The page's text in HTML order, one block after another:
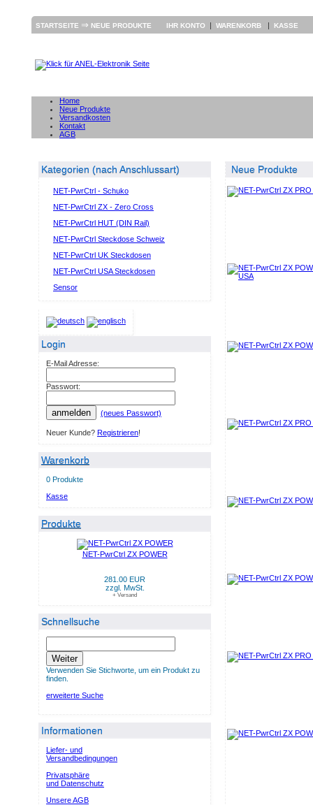
STARTSEITE ⇒ NEUE PRODUKTE IHR KONTO | WARENKORB | KASSE
Home
Neue Produkte
Versandkosten
Kontakt
AGB
Kategorien (nach Anschlussart)
NET-PwrCtrl - Schuko
NET-PwrCtrl ZX - Zero Cross
NET-PwrCtrl HUT (DIN Rail)
NET-PwrCtrl Steckdose Schweiz
NET-PwrCtrl UK Steckdosen
NET-PwrCtrl USA Steckdosen
Sensor
Login
E-Mail Adresse:
Passwort:
anmelden (neues Passwort)
Neuer Kunde? Registrieren!
Warenkorb
0 Produkte
Kasse
Produkte
NET-PwrCtrl ZX POWER
281.00 EUR
zzgl. MwSt.
+ Versand
Schnellsuche
Weiter
Verwenden Sie Stichworte, um ein Produkt zu
finden.
erweiterte Suche
Informationen
Liefer- und
Versandbedingungen
Privatsphäre
und Datenschutz
Unsere AGB
Neue Produkte